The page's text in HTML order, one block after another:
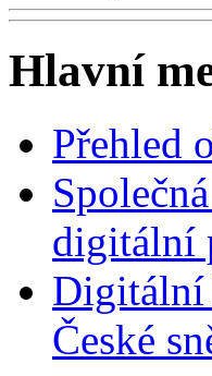
Hlavní
Přehled
digitální
Digitální
České